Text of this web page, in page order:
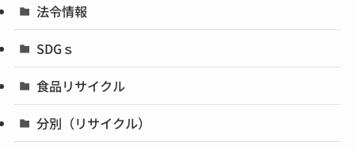
法令情報
SDGｓ
食品リサイクル
分別（リサイクル）